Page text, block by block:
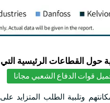
القطاعات الرئيسية
قوات الدفاع الشعبي مجانا
وتلبية الطلب المتزايد